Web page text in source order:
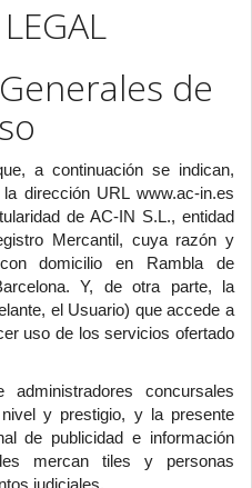
de
a continuación se indican,
dirección URL www.ac-in.es
de AC-IN S.L., entidad
Mercantil, cuya razón y
domicilio en Rambla de
Y, de otra parte, la
el Usuario) que accede a
uso de los servicios ofertado
concursales
y prestigio, y la presente
de publicidad e información
mercan tiles y personas